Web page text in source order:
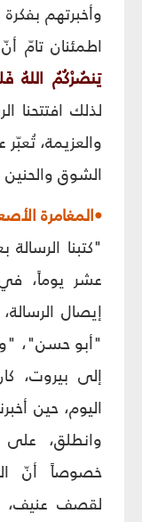
وأخبرتهم
اطمئنان تامّ
يَنصُرْكُمُ اللهُ
لذلك افتتحنا
والعزيمة،
الشوق
•المغامرة
"كتبنا
إيصال
"أبو حسن"،
إلى بيروت،
اليوم، حين
وانطلق، على
خصوصاً أنّ
لقصف عنيف،